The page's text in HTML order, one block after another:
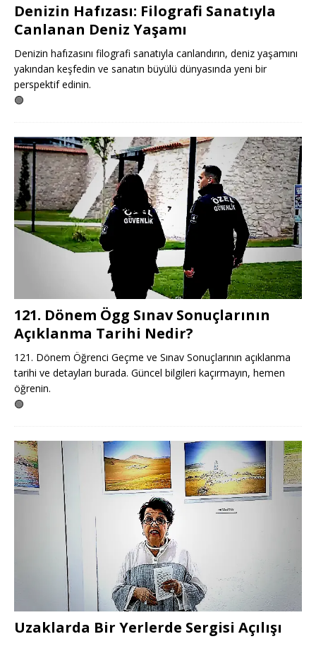
Denizin Hafızası: Filografi Sanatıyla
Canlanan Deniz Yaşamı
Denizin hafızasını filografi sanatıyla canlandırın, deniz yaşamını
yakından keşfedin ve sanatın büyülü dünyasında yeni bir
perspektif edinin.
🟢
121. Dönem Ögg Sınav Sonuçlarının
Açıklanma Tarihi Nedir?
121. Dönem Öğrenci Geçme ve Sınav Sonuçlarının açıklanma
tarihi ve detayları burada. Güncel bilgileri kaçırmayın, hemen
öğrenin.
🟢
Uzaklarda Bir Yerlerde Sergisi Açılışı